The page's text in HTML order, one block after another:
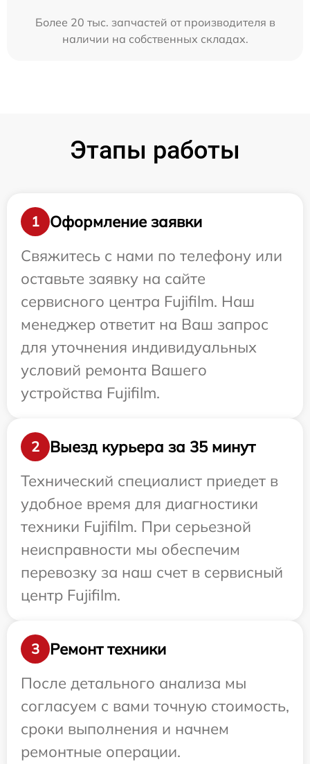
Более 20 тыс. запчастей от производителя в
наличии на собственных складах.
Этапы работы
1
Оформление заявки
Свяжитесь с нами по телефону или
оставьте заявку на сайте
сервисного центра Fujifilm. Наш
менеджер ответит на Ваш запрос
для уточнения индивидуальных
условий ремонта Вашего
устройства Fujifilm.
2
Выезд курьера за 35 минут
Технический специалист приедет в
удобное время для диагностики
техники Fujifilm. При серьезной
неисправности мы обеспечим
перевозку за наш счет в сервисный
центр Fujifilm.
3
Ремонт техники
После детального анализа мы
согласуем с вами точную стоимость,
сроки выполнения и начнем
ремонтные операции.